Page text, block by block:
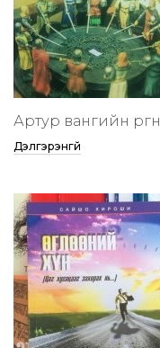
Артур вангийн өргөөнөө
Дэлгэрэнгүй